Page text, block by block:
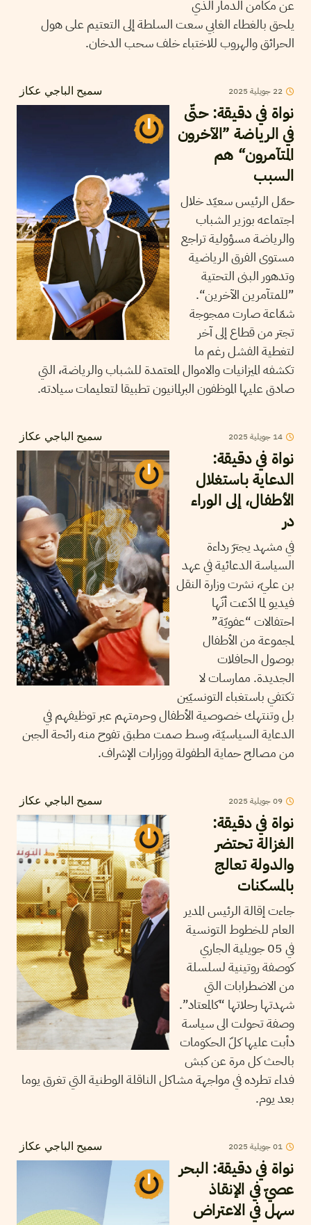
عن مكامن الدمار الذي
يلحق بالغطاء الغابي سعت السلطة إلى التعتيم على هول
الحرائق والهروب للاختباء خلف سحب الدخان.
سميح الباجي عكاز 22 جويلية 2025
نواة في دقيقة: حتّى
في الرياضة ”الآخرون
المتآمرون“ هم
السبب
حمّل الرئيس سعيّد خلال
اجتماعه بوزير الشباب
والرياضة مسؤولية تراجع
مستوى الفرق الرياضية
وتدهور البنى التحتية
”للمتآمرين الآخرين“.
شمّاعة صارت ممجوجة
تجتر من قطاع إلى آخر
لتغطية الفشل رغم ما
تكشفه الميزانيات والاموال المعتمدة للشباب والرياضة، التي
صادق عليها الموظفون البرلمانيون تطبيقا لتعليمات سيادته.
سميح الباجي عكاز 14 جويلية 2025
نواة في دقيقة:
الدعاية باستغلال
الأطفال، إلى الوراء
در
في مشهد يجترّ رداءة
السياسة الدعائية في عهد
بن عليّ، نشرت وزارة النقل
فيديو لما ادّعت أنّها
احتفالات “عفويّة”
لمجموعة من الأطفال
بوصول الحافلات
الجديدة. ممارسات لا
تكتفي باستغباء التونسيّين
بل وتنتهك خصوصية الأطفال وحرمتهم عبر توظيفهم في
الدعاية السياسيّة، وسط صمت مطبق تفوح منه رائحة الجبن
من مصالح حماية الطفولة ووزارات الإشراف.
سميح الباجي عكاز 09جويلية 2025
نواة في دقيقة:
الغزالة تحتضر
والدولة تعالج
بالمسكنات
جاءت إقالة الرئيس المدير
العام للخطوط التونسية
في 05 جويلية الجاري
كوصفة روتينية لسلسلة
من الاضطرابات التي
شهدتها رحلاتها “كالمعتاد”.
وصفة تحولت الى سياسة
دأبت عليها كلّ الحكومات
بالحث كل مرة عن كبش
فداء تطرده في مواجهة مشاكل الناقلة الوطنية التي تغرق يوما
بعد يوم.
سميح الباجي عكاز 01جويلية 2025
نواة في دقيقة: البحر
عصيّ في الإنقاذ
سهل في الاعتراض